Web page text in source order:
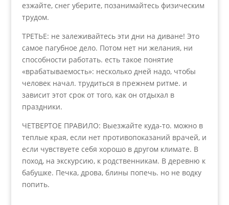
езжайте, снег уберите, позанимайтесь физическим
трудом.
ТРЕТЬЕ: не залеживайтесь эти дни на диване! Это
самое пагубное дело. Потом нет ни желания, ни
способности работать. есть такое понятие
«врабатываемость»: несколько дней надо, чтобы
человек начал. трудиться в прежнем ритме. и
зависит этот срок от того, как он отдыхал в
праздники.
ЧЕТВЕРТОЕ ПРАВИЛО: Выезжайте куда-то. можно в
теплые края, если нет противопоказаний врачей, и
если чувствуете себя хорошо в другом климате. В
поход, на экскурсию, к родственникам. В деревню к
бабушке. Печка, дрова, блины попечь. но не водку
попить.